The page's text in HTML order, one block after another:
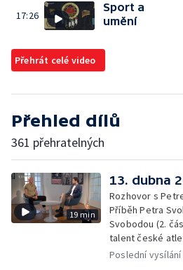
17:26
Sport a
umění
Přehrát celé video
Přehled dílů
361 přehratelných
19 min
13. dubna
Rozhovor s
Příběh Petra
Svobodou (2.
talent české
halová mistryně
Poslední vysílání